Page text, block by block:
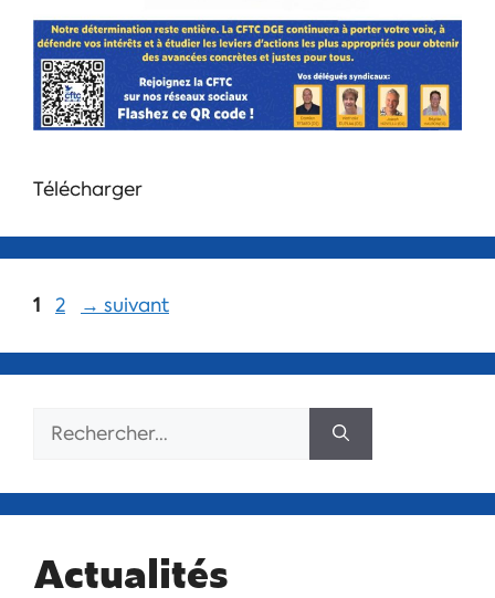
Télécharger
1 2 → suivant
Actualités